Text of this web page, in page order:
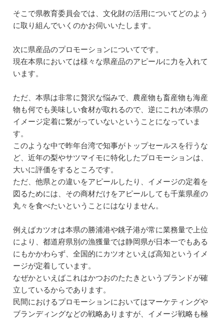
そこで県教育委員会では、文化財の活用についてどのよう
に取り組んでいくのかお伺いいたします。
次に県産品のプロモーションについてです。
現在本県においては様々な県産品のアピールに力を入れて
います。
ただ、本県は非常に贅沢な悩みで、農産物も畜産物も海産
物も何でも美味しい食材が取れるので、逆にこれが本県の
イメージ定着に繋がっていないということになっていま
す。
このような中で昨年台湾で知事がトップセールスを行うな
ど、近年の梨やサツマイモに特化したプロモーションは、
大いに評価をするところです。
ただ、他県との違いをアピールしたり、イメージの定着を
図るためには、その商材だけをアピールしても千葉県産の
丸々を食べたいということにはなりません。
例えばカツオは本県の勝浦港や銚子港が常に業務量で上位
により、都道府県別の漁獲量では静岡県が日本一でもある
にもかかわらず、全国的にカツオといえば高知というイメ
ージが定着しています。
なぜかといえばこれはかつおのたたきというブランドが確
立しているからであります。
民間におけるプロモーションにおいてはマーケティングや
ブランディングなどの戦略ありますが、イメージ戦略も極